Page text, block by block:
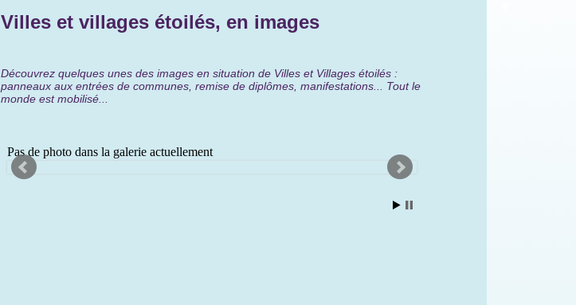
Villes et villages étoilés, en images
Découvrez quelques unes des images en situation de Villes et Villages étoilés :
panneaux aux entrées de communes, remise de diplômes, manifestations... Tout le
monde est mobilisé...